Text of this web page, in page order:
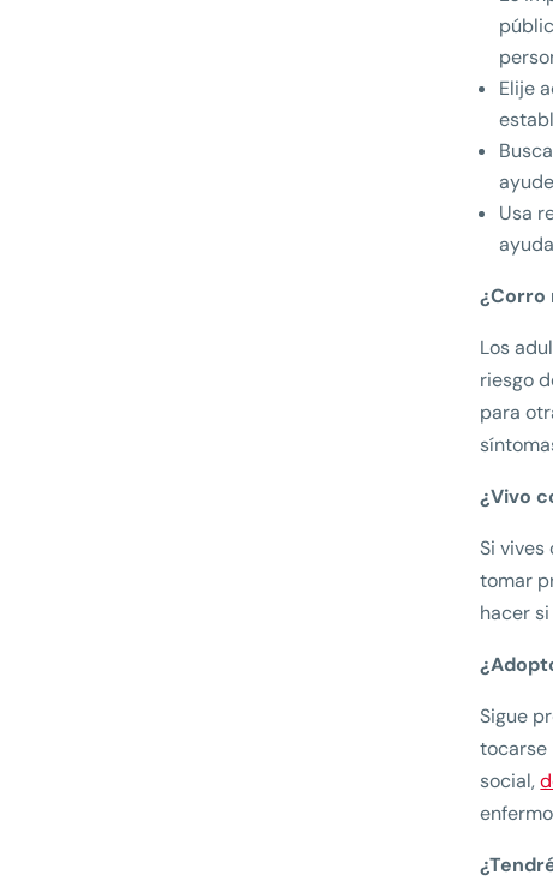
Elije
Usa
¿Corro
Los
riesgo
para
¿Vivo
Si
tomar
hacer
Sigue
tocarse
social,